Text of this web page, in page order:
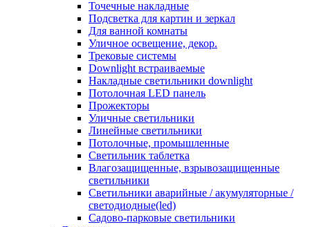
Точечные накладные
Подсветка для картин и зеркал
Для ванной комнаты
Уличное освещение, декор.
Трековые системы
Downlight встраиваемые
Накладные светильники downlight
Потолочная LED панель
Прожекторы
Уличные светильники
Линейные светильники
Потолочные, промышленные
Светильник таблетка
Влагозащищенные, взрывозащищенные
светильники
Светильники аварийные / акумуляторные /
светодиодные(led)
Садово-парковые светильники